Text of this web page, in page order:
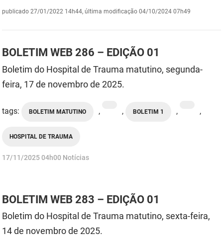
Desenvolvimento e da Articulação Municipal
Educação
Empreender
Mulher e da Diversidade Humana
Planejamento, Orçamento e Gestão
DER
EMPAER
ESPEP
FUNDAC
FUNES
publicado 27/01/2022 14h44, última modificação 04/10/2024 07h49
BOLETIM WEB 286 – EDIÇÃO 01
Boletim do Hospital de Trauma matutino, segunda-
feira, 17 de novembro de 2025.
tags: BOLETIM MATUTINO , , BOLETIM 1 , ,
HOSPITAL DE TRAUMA
publicado
17/11/202504h00 Notícias
BOLETIM WEB 283 – EDIÇÃO 01
Boletim do Hospital de Trauma matutino, sexta-feira,
14 de novembro de 2025.